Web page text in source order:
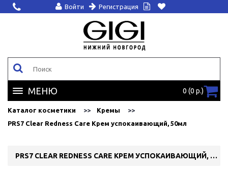
Войти Регистрация
МЕНЮ 0 (0 р.)
Каталог косметики
Кремы
PRS7 Clear Redness Care Крем успокаивающий, 50мл
PRS7 CLEAR REDNESS CARE КРЕМ УСПОКАИВАЮЩИЙ, 50МЛ